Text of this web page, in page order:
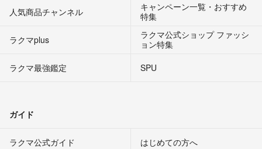
人気商品チャンネル
キャンペーン一覧・おすすめ
特集
ラクマplus
ラクマ公式ショップ ファッシ
ョン特集
ラクマ最強鑑定
SPU
ガイド
ラクマ公式ガイド はじめての方へ